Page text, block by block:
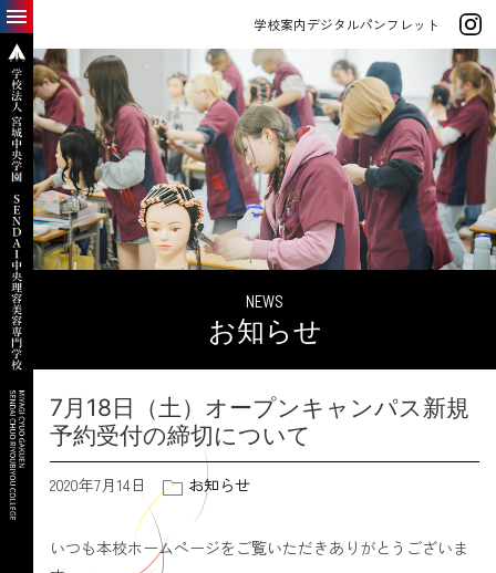
学校案内デジタルパンフレット
NEWS
お知らせ
7月18日（土）オープンキャンパス新規
予約受付の締切について
2020年7月14日 お知らせ
いつも本校ホームページをご覧いただきありがとうございま